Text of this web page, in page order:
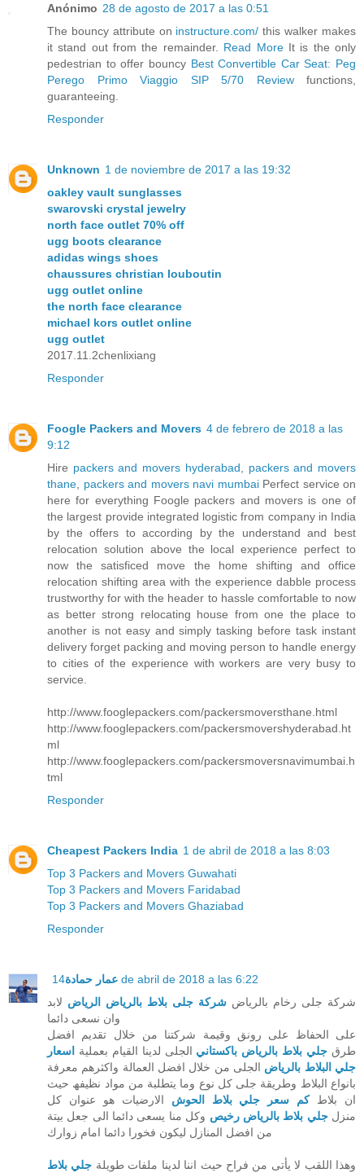
Anónimo 28 de agosto de 2017 a las 0:51
The bouncy attribute on instructure.com/ this walker makes
it stand out from the remainder. Read MoreIt is the only
pedestrian to offer bouncy Best Convertible Car Seat: Peg
Perego Primo Viaggio SIP 5/70 Reviewfunctions,
guaranteeing.
Responder
Unknown 1 de noviembre de 2017 a las 19:32
oakley vault sunglasses
swarovski crystal jewelry
north face outlet 70% off
ugg boots clearance
adidas wings shoes
chaussures christian louboutin
ugg outlet online
the north face clearance
michael kors outlet online
ugg outlet
2017.11.2chenlixiang
Responder
Foogle Packers and Movers 4 de febrero de 2018 a las
9:12
Hire packers and movers hyderabad
packers and movers
thane
packers and movers navi mumbaiPerfect service on
here for everything Foogle packers and movers is one of
the largest provide integrated logistic from company in India
by the offers to according by the understand and best
relocation solution above the local experience perfect to
now the satisficed move the home shifting and office
relocation shifting area with the experience dabble process
trustworthy for with the header to hassle comfortable to now
as better strong relocating house from one the place to
another is not easy and simply tasking before task instant
delivery forget packing and moving person to handle energy
to cities of the experience with workers are very busy to
service.
http://www.fooglepackers.com/packersmoversthane.html
http://www.fooglepackers.com/packersmovershyderabad.ht
ml
http://www.fooglepackers.com/packersmoversnavimumbai.h
tml
Responder
Cheapest Packers India 1 de abril de 2018 a las 8:03
Top 3 Packers and Movers Guwahati
Top 3 Packers and Movers Faridabad
Top 3 Packers and Movers Ghaziabad
Responder
عمار حمادة 14 de abril de 2018 a las 6:22
شركة جلى رخام بالرياض شركة جلى بلاط بالرياض الرياض لابد
وان نسعى دائما
على الحفاظ على رونق وقيمة شركتنا من خلال تقديم افضل
طرق جلي بلاط بالرياض باكستاني الجلى لدينا القيام بعملية
اسعار
جلي البلاط بالرياض الجلى من خلال افضل العمالة واكثرھم معرفة
بانواع البلاط وطريقة جلى كل نوع وما يتطلبة من مواد نظيفھ حيث
ان بلاطكم سعر جلي بلاط الحوش الارضيات ھو عنوان كل
منزلجلي بلاط بالرياض رخيص وكل منا يسعى دائما الى جعل بيتة
من افضل المنازل ليكون فخورا دائما امام زوارك
وھذا اللقب لا يأتى من فراح حيث اننا لدينا ملفات طويلة جلي بلاط